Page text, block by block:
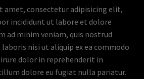
amet, consectetur adipisicing elit,
incididunt ut labore et dolore
ad minim veniam, quis nostrud
nisi ut aliquip ex ea commodo
dolor in reprehenderit in
dolore eu fugiat nulla pariatur.